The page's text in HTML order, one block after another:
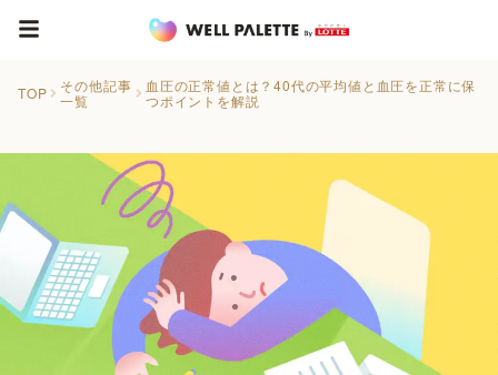
TOP
その他記事
一覧
血圧の正常値とは？40代の平均値と血圧を正常に保
つポイントを解説